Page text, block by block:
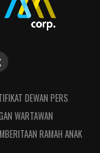
DEWAN PERS
WARTAWAN
RAMAH ANAK